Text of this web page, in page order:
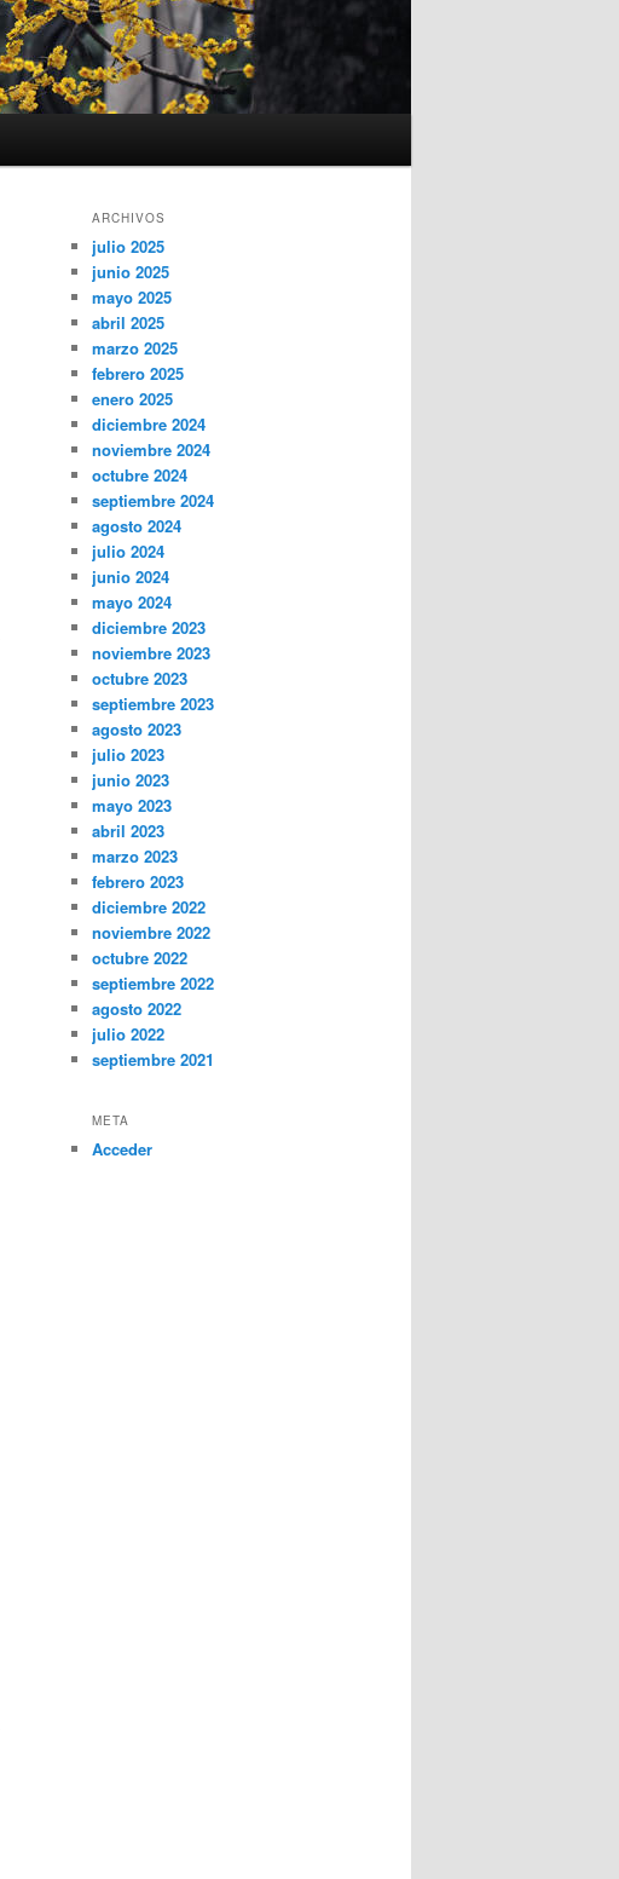
ARCHIVOS
julio 2025
junio 2025
mayo 2025
abril 2025
marzo 2025
febrero 2025
enero 2025
diciembre 2024
noviembre 2024
octubre 2024
septiembre 2024
agosto 2024
julio 2024
junio 2024
mayo 2024
diciembre 2023
noviembre 2023
octubre 2023
septiembre 2023
agosto 2023
julio 2023
junio 2023
mayo 2023
abril 2023
marzo 2023
febrero 2023
diciembre 2022
noviembre 2022
octubre 2022
septiembre 2022
agosto 2022
julio 2022
septiembre 2021
META
Acceder